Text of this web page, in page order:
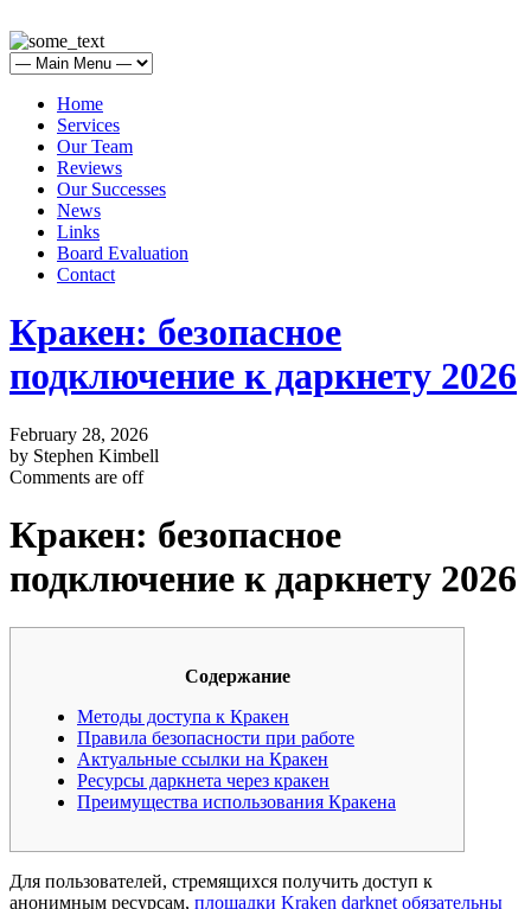
Home
Services
Our Team
Reviews
Our Successes
News
Links
Board Evaluation
Contact
Кракен: безопасное
подключение к даркнету 2026
February 28, 2026
by Stephen Kimbell
Comments are off
Кракен: безопасное
подключение к даркнету 2026
Содержание
Методы доступа к Кракен
Правила безопасности при работе
Актуальные ссылки на Кракен
Ресурсы даркнета через кракен
Преимущества использования Кракена
Для пользователей, стремящихся получить доступ к
анонимным ресурсам, площадки Kraken darknet обязательны